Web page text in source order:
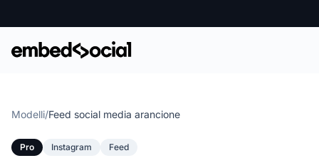
Modelli/Feed social media arancione
Pro Instagram Feed